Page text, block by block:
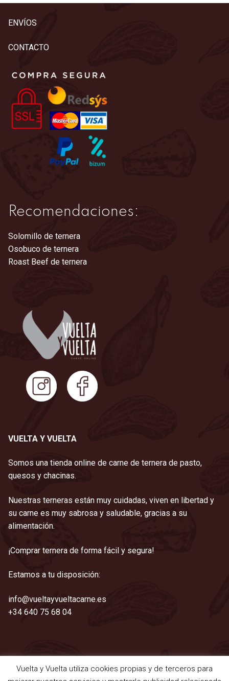
ENVÍOS
CONTACTO
Recomendaciones:
Solomillo de ternera
Osobuco de ternera
Roast Beef de ternera
VUELTA Y VUELTA
Somos una tienda online de carne de ternera de pasto,
quesos y chacinas.
Nuestras terneras están muy cuidadas, viven en libertad y
su carne es muy sabrosa y saludable, gracias a su
alimentación.
¡Comprar ternera de forma fácil y segura!
Estamos a tu disposición:
info@vueltayvueltacarne.es
+34 640 75 68 04
©2021 Vuelta y Vuelta
Vuelta y Vuelta utiliza cookies propias y de terceros para